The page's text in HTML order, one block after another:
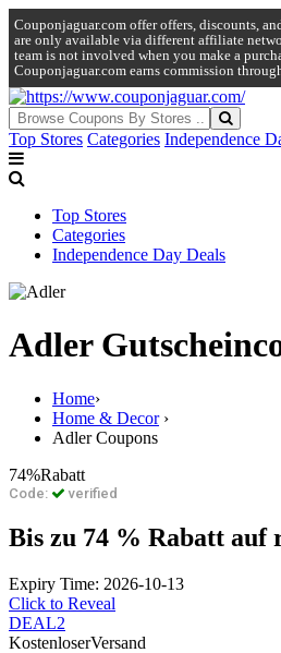
Couponjaguar.com offer offers, discounts,
are only available via different affiliate
team is not involved when you make a
Couponjaguar.com earns commission
Top Stores Categories Independence
Top Stores
Categories
Independence Day Deals
Adler
Home›
Home & Decor›
Adler Coupons
74%Rabatt
Code: verified
Bis zu 74 % Rabatt
Expiry Time: 2026-10-13
Click to Reveal
DEAL2
KostenloserVersand